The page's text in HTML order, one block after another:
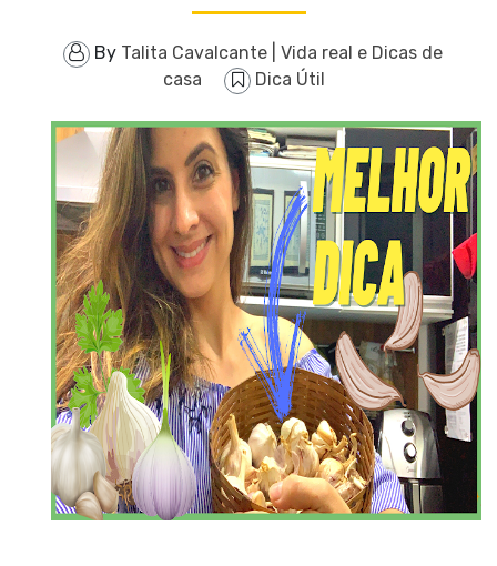
By Talita Cavalcante | Vida real e Dicas de
casa
Dica Útil